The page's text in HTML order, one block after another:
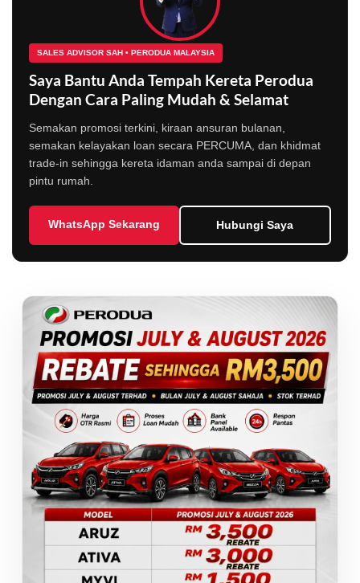
SALES ADVISOR SAH • PERODUA MALAYSIA
Saya Bantu Anda Tempah Kereta Perodua
Dengan Cara Paling Mudah & Selamat
Semakan promosi terkini, kiraan ansuran bulanan,
semakan kelayakan loan secara PERCUMA, dan khidmat
trade-in sehingga kereta idaman anda sampai di depan
pintu rumah.
WhatsApp Sekarang Hubungi Saya